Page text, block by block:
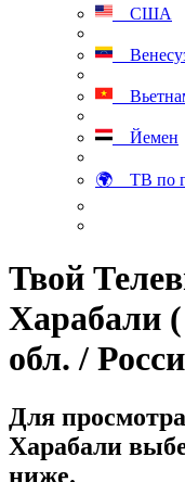
США
Йемен
🌍 ТВ по
Твой
Харабали
обл. /
Для
Харабали
ниже.